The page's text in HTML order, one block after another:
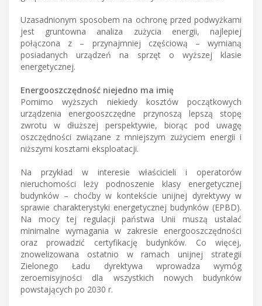
Uzasadnionym sposobem na ochronę przed podwyżkami
jest gruntowna analiza zużycia energii, najlepiej
połączona z – przynajmniej częściową – wymianą
posiadanych urządzeń na sprzęt o wyższej klasie
energetycznej.
Energooszczędność niejedno ma imię
Pomimo wyższych niekiedy kosztów początkowych
urządzenia energooszczędne przynoszą lepszą stopę
zwrotu w dłuższej perspektywie, biorąc pod uwagę
oszczędności związane z mniejszym zużyciem energii i
niższymi kosztami eksploatacji.
Na przykład w interesie właścicieli i operatorów
nieruchomości leży podnoszenie klasy energetycznej
budynków – choćby w kontekście unijnej dyrektywy w
sprawie charakterystyki energetycznej budynków (EPBD).
Na mocy tej regulacji państwa Unii muszą ustalać
minimalne wymagania w zakresie energooszczędności
oraz prowadzić certyfikację budynków. Co więcej,
znowelizowana ostatnio w ramach unijnej strategii
Zielonego Ładu dyrektywa wprowadza wymóg
zeroemisyjności dla wszystkich nowych budynków
powstających po 2030 r.